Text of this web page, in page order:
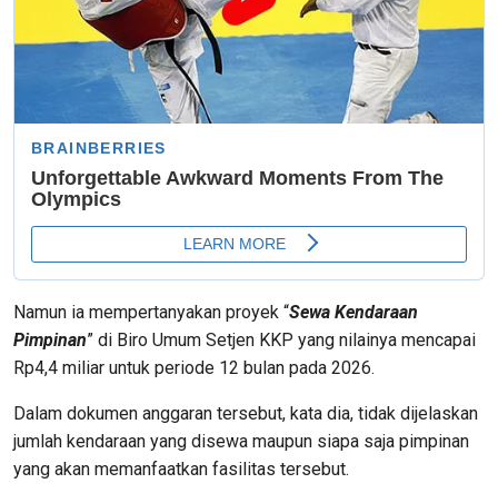
Namun ia mempertanyakan proyek “Sewa Kendaraan
Pimpinan” di Biro Umum Setjen KKP yang nilainya mencapai
Rp4,4 miliar untuk periode 12 bulan pada 2026.
Dalam dokumen anggaran tersebut, kata dia, tidak dijelaskan
jumlah kendaraan yang disewa maupun siapa saja pimpinan
yang akan memanfaatkan fasilitas tersebut.